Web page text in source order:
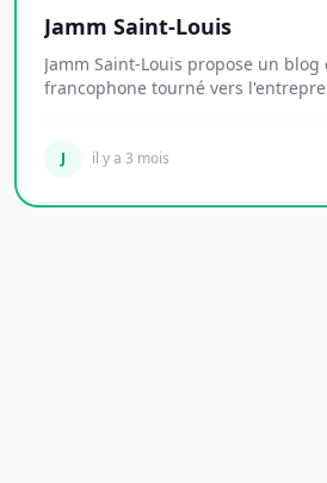
Jamm Saint-Louis
Jamm Saint-Louis propose un
francophone tourné vers
J il y a 3 mois